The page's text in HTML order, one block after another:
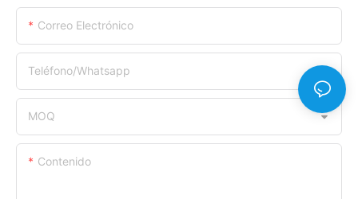
Correo Electrónico
Teléfono/whatsapp
MOQ
Contenido